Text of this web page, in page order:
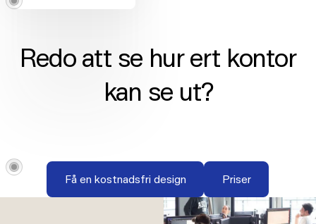
Redo att se hur ert kontor
kan se ut?
Få en kostnadsfri design
Få en kostnadsfri design
Priser